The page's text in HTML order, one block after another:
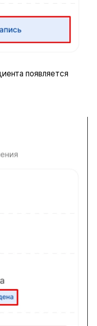
появляется